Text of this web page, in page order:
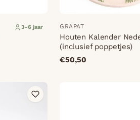
3-6 jaar GRAPAT
Houten Kalender
(inclusief poppetjes)
€50,50